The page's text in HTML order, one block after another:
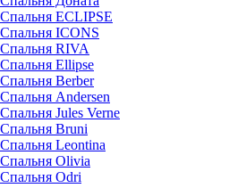
Спальня ECLIPSE
Спальня ICONS
Спальня RIVA
Спальня Ellipse
Спальня Berber
Спальня Andersen
Спальня Jules Verne
Спальня Bruni
Спальня Leontina
Спальня Olivia
Спальня Odri